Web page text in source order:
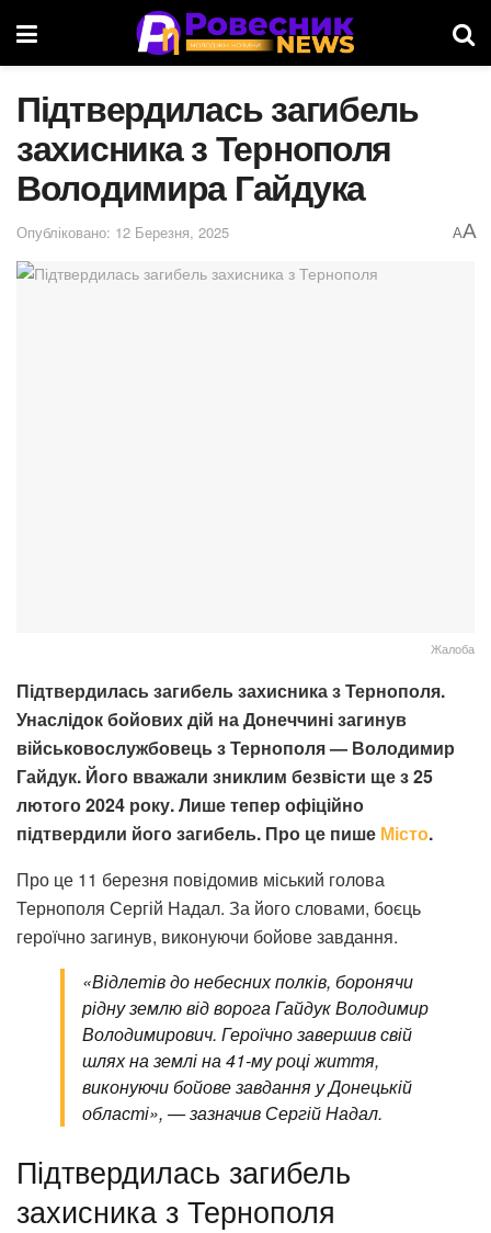
Підтвердилась загибель
захисника з Тернополя
Володимира Гайдука
Опубліковано: 12 Березня, 2025 AA
Жалоба
Підтвердилась загибель захисника з Тернополя.
Унаслідок бойових дій на Донеччині загинув
військовослужбовець з Тернополя — Володимир
Гайдук. Його вважали зниклим безвісти ще з 25
лютого 2024 року. Лише тепер офіційно
підтвердили його загибель. Про це пише Місто.
Про це 11 березня повідомив міський голова
Тернополя Сергій Надал. За його словами, боєць
героїчно загинув, виконуючи бойове завдання.
«Відлетів до небесних полків, боронячи
рідну землю від ворога Гайдук Володимир
Володимирович. Героїчно завершив свій
шлях на землі на 41-му році життя,
виконуючи бойове завдання у Донецькій
області», — зазначив Сергій Надал.
Підтвердилась загибель
захисника з Тернополя